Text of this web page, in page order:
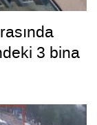
3 bina